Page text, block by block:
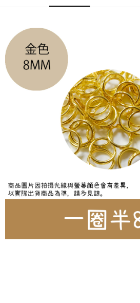
每筆NT$60，滿NT$1,500(含以上)免運費
宅配 新竹物流
每筆NT$130，滿NT$2,000(含以上)免運費
國家/地區配送-香港(順豐快遞)